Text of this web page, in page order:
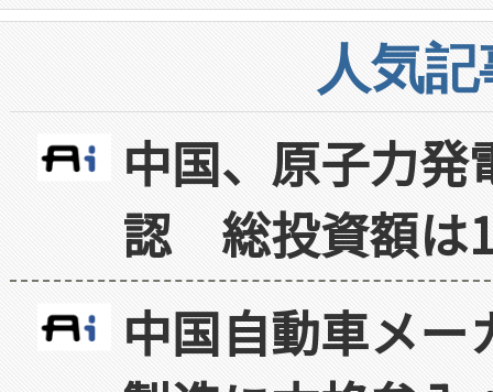
人気
中国、原子力
認 総投資額は
中国自動車メ